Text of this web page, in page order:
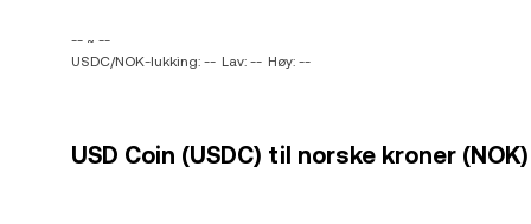
-- ~ --
USDC/NOK-lukking: -- Lav: -- Høy: --
USD Coin (USDC) til norske kroner